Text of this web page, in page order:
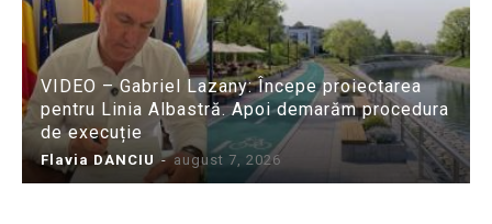
VIDEO – Gabriel Lazany: Începe proiectarea
pentru Linia Albastră. Apoi demarăm procedura
de execuție
Flavia DANCIU - august 7, 2026